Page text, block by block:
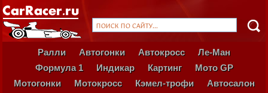
Ралли Автогонки Автокросс
Ле-Ман
Формула 1
Индикар Картинг
Мото GP
Мотогонки
Мотокросс Кэмел-трофи
Автосалон